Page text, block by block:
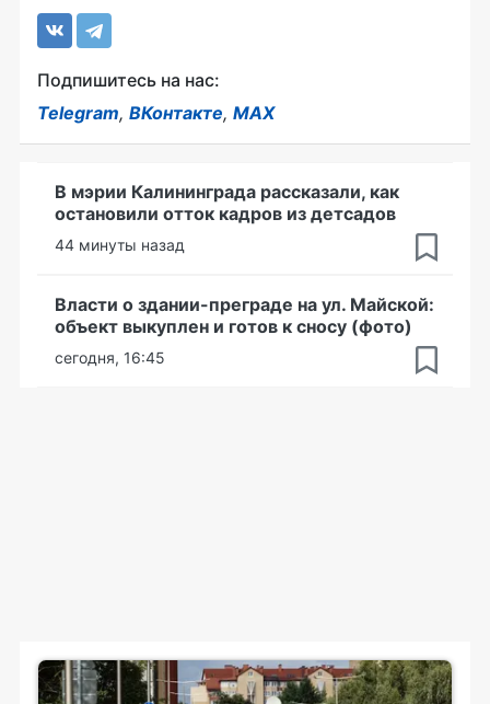
Подпишитесь на нас:
Telegram, ВКонтакте, MAX
В мэрии Калининграда рассказали, как
остановили отток кадров из детсадов
44 минуты назад
Власти о здании-преграде на ул. Майской:
объект выкуплен и готов к сносу (фото)
сегодня, 16:45